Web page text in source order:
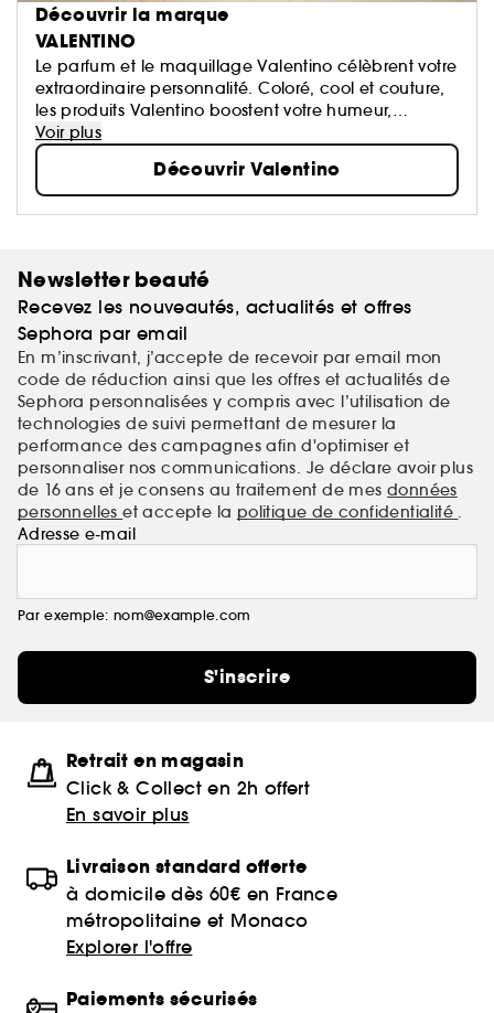
Découvrir la marque
VALENTINO
Le parfum et le maquillage Valentino célèbrent votre
extraordinaire personnalité. Coloré, cool et couture,
les produits Valentino boostent votre humeur,
éveillent votre sensorialité et vous permettent
d’exprimer votre créativité.​
Valentino Beauty. De multiples façons d’être vous.​
Voir plus
Découvrir Valentino
Newsletter beauté
Recevez les nouveautés, actualités et offres
Sephora par email
En m’inscrivant, j’accepte de recevoir par email mon
code de réduction ainsi que les offres et actualités de
Sephora personnalisées y compris avec l’utilisation de
technologies de suivi permettant de mesurer la
performance des campagnes afin d'optimiser et
personnaliser nos communications. Je déclare avoir plus
de 16 ans et je consens au traitement de mes données
personnelleset accepte la politique de confidentialité .
Adresse e-mail
Par exemple: nom@example.com
S'inscrire
Retrait en magasin
Click & Collect en 2h offert
En savoir plus
Livraison standard offerte
à domicile dès 60€ en France
métropolitaine et Monaco
Explorer l'offre
Paiements sécurisés